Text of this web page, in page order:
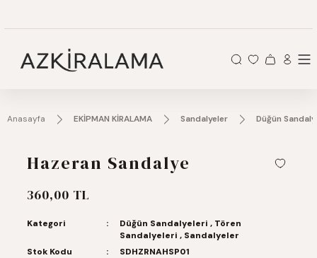
Anasayfa EKİPMAN KİRALAMA Sandalyeler Düğün
Hazeran Sandalye
360,00 TL
Kategori Düğün Sandalyeleri , Tören
Sandalyeleri , Sandalyeler
Stok Kodu
SDHZRNAHSP01